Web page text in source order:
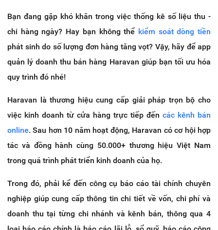
Bạn đang gặp khó khăn trong việc thống kê số liệu thu -
chi hàng ngày? Hay bạn không thể kiểm soát dòng tiền
phát sinh do số lượng đơn hàng tăng vọt? Vậy, hãy để app
quản lý doanh thu bán hàng Haravan giúp bạn tối ưu hóa
quy trình đó nhé!
Haravan là thương hiệu cung cấp giải pháp trọn bộ cho
việc kinh doanh từ cửa hàng trực tiếp đến các kênh bán
online. Sau hơn 10 năm hoạt động, Haravan có cơ hội hợp
tác và đồng hành cùng 50.000+ thương hiệu Việt Nam
trong quá trình phát triển kinh doanh của họ.
Trong đó, phải kể đến công cụ báo cáo tài chính chuyên
nghiệp giúp cung cấp thông tin chi tiết về vốn, chi phí và
doanh thu tại từng chi nhánh và kênh bán, thông qua 4